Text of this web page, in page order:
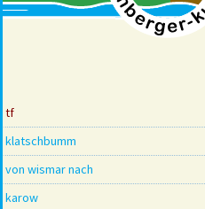
tf
klatschbumm
von wismar nach
karow